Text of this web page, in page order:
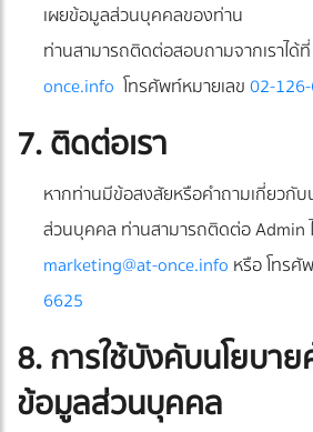
เผยข้อมูลส่วนบุคคลของท่าน
ท่านสามารถติดต่อสอบถามจากเราได้ที่
once.info โทรศัพท์หมายเลข02-
7. ติดต่อเรา
หากท่านมีข้อสงสัยหรือคำถามเกี่ยวกั
ส่วนบุคคล ท่านสามารถติดต่อ Admin
marketing@at-once.info หรือ โทรศั
6625
8. การใช้บังคับนโยบา
ข้อมูลส่วนบุคคล